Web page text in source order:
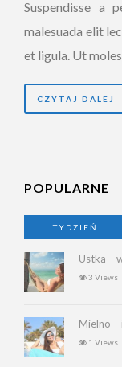
Suspendisse a
malesuada elit
et ligula. Ut
CZYTAJ DALEJ
POPULARNE
TYDZIEŃ
Ustka –
3 Views
Mielno –
1 Views